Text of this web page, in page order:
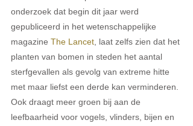
onderzoek dat begin dit jaar werd
gepubliceerd in het wetenschappelijke
magazine The Lancet , laat zelfs zien dat het
planten van bomen in steden het aantal
sterfgevallen als gevolg van extreme hitte
met maar liefst een derde kan verminderen.
Ook draagt meer groen bij aan de
leefbaarheid voor vogels, vlinders, bijen en